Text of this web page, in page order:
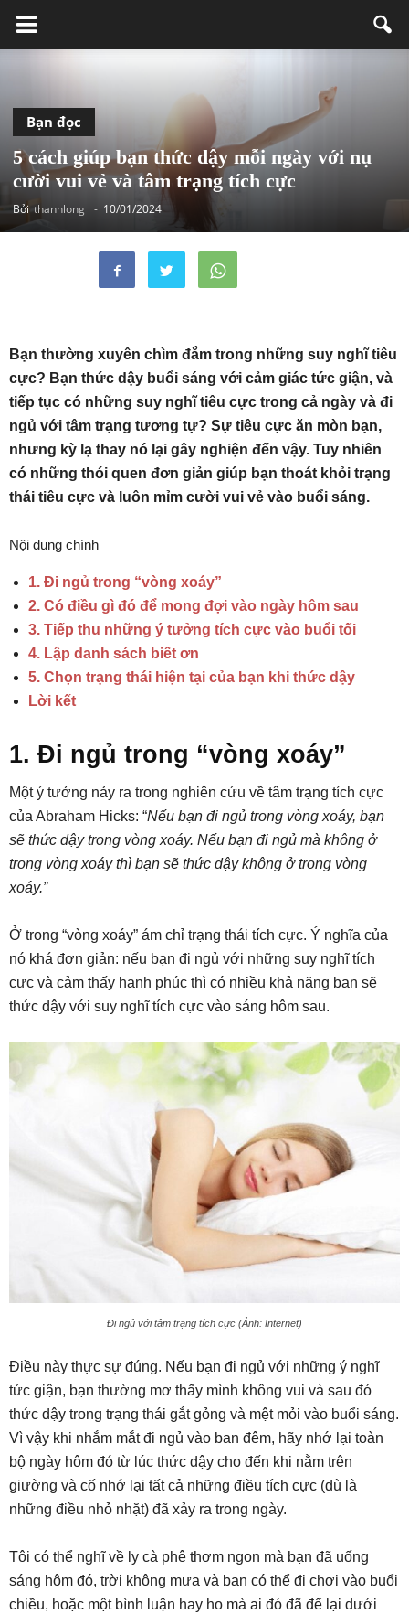
Bạn đọc
5 cách giúp bạn thức dậy mỗi ngày với nụ
cười vui vẻ và tâm trạng tích cực
Bởithanhlong - 10/01/2024
Bạn thường xuyên chìm đắm trong những suy nghĩ tiêu
cực? Bạn thức dậy buổi sáng với cảm giác tức giận, và
tiếp tục có những suy nghĩ tiêu cực trong cả ngày và đi
ngủ với tâm trạng tương tự? Sự tiêu cực ăn mòn bạn,
nhưng kỳ lạ thay nó lại gây nghiện đến vậy. Tuy nhiên
có những thói quen đơn giản giúp bạn thoát khỏi trạng
thái tiêu cực và luôn mỉm cười vui vẻ vào buổi sáng.
Nội dung chính
1. Đi ngủ trong “vòng xoáy”
2. Có điều gì đó để mong đợi vào ngày hôm sau
3. Tiếp thu những ý tưởng tích cực vào buổi tối
4. Lập danh sách biết ơn
5. Chọn trạng thái hiện tại của bạn khi thức dậy
Lời kết
1. Đi ngủ trong “vòng xoáy”
Một ý tưởng nảy ra trong nghiên cứu về tâm trạng tích cực
của Abraham Hicks: “Nếu bạn đi ngủ trong vòng xoáy, bạn
sẽ thức dậy trong vòng xoáy. Nếu bạn đi ngủ mà không ở
trong vòng xoáy thì bạn sẽ thức dậy không ở trong vòng
xoáy.”
Ở trong “vòng xoáy” ám chỉ trạng thái tích cực. Ý nghĩa của
nó khá đơn giản: nếu bạn đi ngủ với những suy nghĩ tích
cực và cảm thấy hạnh phúc thì có nhiều khả năng bạn sẽ
thức dậy với suy nghĩ tích cực vào sáng hôm sau.
Đi ngủ với tâm trạng tích cực (Ảnh: Internet)
Điều này thực sự đúng. Nếu bạn đi ngủ với những ý nghĩ
tức giận, bạn thường mơ thấy mình không vui và sau đó
thức dậy trong trạng thái gắt gỏng và mệt mỏi vào buổi sáng.
Vì vậy khi nhắm mắt đi ngủ vào ban đêm, hãy nhớ lại toàn
bộ ngày hôm đó từ lúc thức dậy cho đến khi nằm trên
giường và cố nhớ lại tất cả những điều tích cực (dù là
những điều nhỏ nhặt) đã xảy ra trong ngày.
Tôi có thể nghĩ về ly cà phê thơm ngon mà bạn đã uống
sáng hôm đó, trời không mưa và bạn có thể đi chơi vào buổi
chiều, hoặc một bình luận hay ho mà ai đó đã để lại dưới